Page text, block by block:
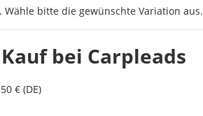
Wähle bitte die gewünschte Variation aus.
bei Carpleads
€ (DE)